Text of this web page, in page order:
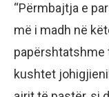
“Përmbajtja e
më i madh në
papërshtatshme
kushtet